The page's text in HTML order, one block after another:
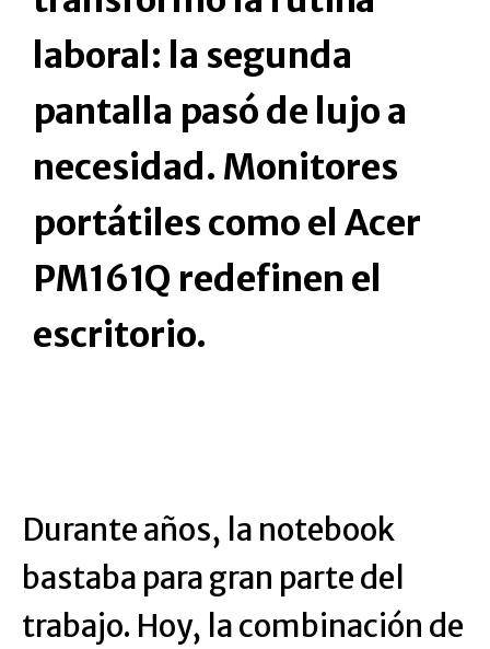
laboral: la segunda
pantalla pasó de lujo a
necesidad. Monitores
portátiles como el Acer
PM161Q redefinen el
escritorio.
Durante años, la notebook
bastaba para gran parte del
trabajo. Hoy, la combinación de